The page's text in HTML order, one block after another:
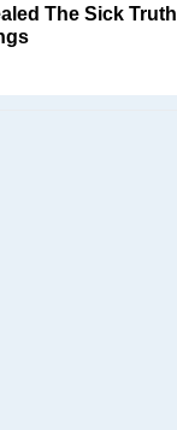
The Sick Truth